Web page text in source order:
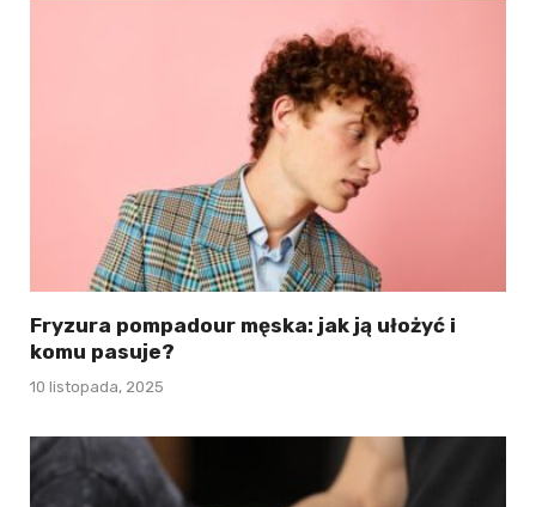
Fryzura pompadour męska: jak ją ułożyć i
komu pasuje?
10 listopada, 2025